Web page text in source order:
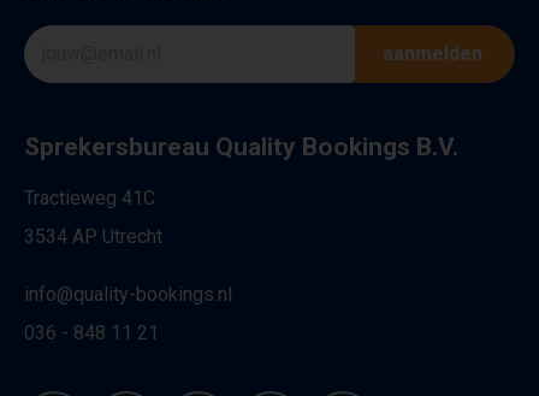
aanmelden
Sprekersbureau Quality Bookings B.V.
Tractieweg 41C
3534 AP Utrecht
info@quality-bookings.nl
036 - 848 11 21